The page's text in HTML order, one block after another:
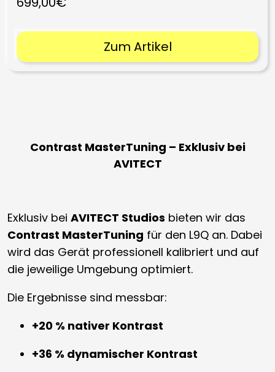
Zum Artikel
Contrast MasterTuning – Exklusiv bei
AVITECT
Exklusiv bei AVITECT Studios bieten wir das
Contrast MasterTuning für den L9Q an. Dabei
wird das Gerät professionell kalibriert und auf
die jeweilige Umgebung optimiert.
Die Ergebnisse sind messbar:
+20 % nativer Kontrast
+36 % dynamischer Kontrast